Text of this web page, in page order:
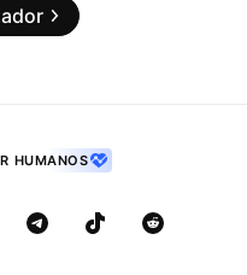
HUMANOS